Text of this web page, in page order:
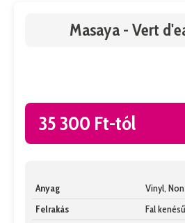
Masaya - Vert
35 300 Ft-tól
Anyag
Vinyl,
Felrakás
Fal kenésű